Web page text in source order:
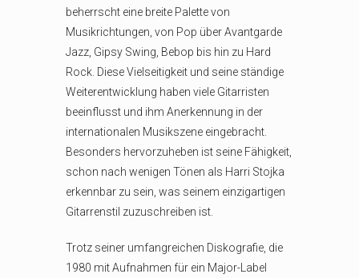
beherrscht eine breite Palette von
Musikrichtungen, von Pop über Avantgarde
Jazz, Gipsy Swing, Bebop bis hin zu Hard
Rock. Diese Vielseitigkeit und seine ständige
Weiterentwicklung haben viele Gitarristen
beeinflusst und ihm Anerkennung in der
internationalen Musikszene eingebracht.
Besonders hervorzuheben ist seine Fähigkeit,
schon nach wenigen Tönen als Harri Stojka
erkennbar zu sein, was seinem einzigartigen
Gitarrenstil zuzuschreiben ist.
Trotz seiner umfangreichen Diskografie, die
1980 mit Aufnahmen für ein Major-Label